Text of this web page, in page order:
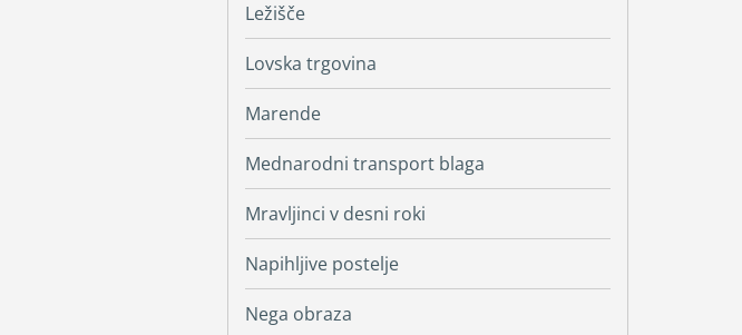
Ležišče
Lovska trgovina
Marende
Mednarodni transport blaga
Mravljinci v desni roki
Napihljive postelje
Nega obraza